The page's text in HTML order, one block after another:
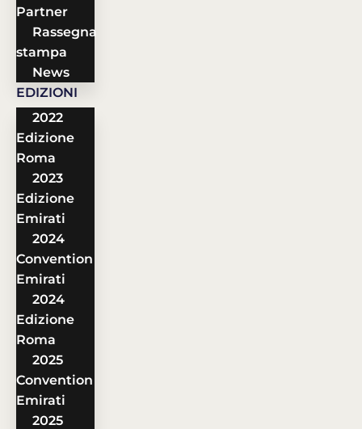
Partner
Rassegna
stampa
News
EDIZIONI
2022
Edizione
Roma
2023
Edizione
Emirati
2024
Convention
Emirati
2024
Edizione
Roma
2025
Convention
Emirati
2025